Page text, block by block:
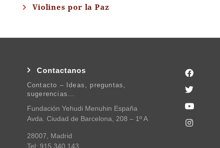
Violines por la Paz
Contactanos
Contacto – Ideas, preguntas,
sugerencias…
Fundación Yehudi Menuhin España
Avda. Ciudad de Barcelona, 208 – 1º A
28007, Madrid
Tel: 915 340 143